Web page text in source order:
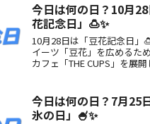
今日は何の日？10月
花記念日」🍮✨
10月28日は「豆花記念日」
イーツ「豆花」を広めるた
カフェ「THE CUPS」を展
今日は何の日？7月25
氷の日」🍧✨